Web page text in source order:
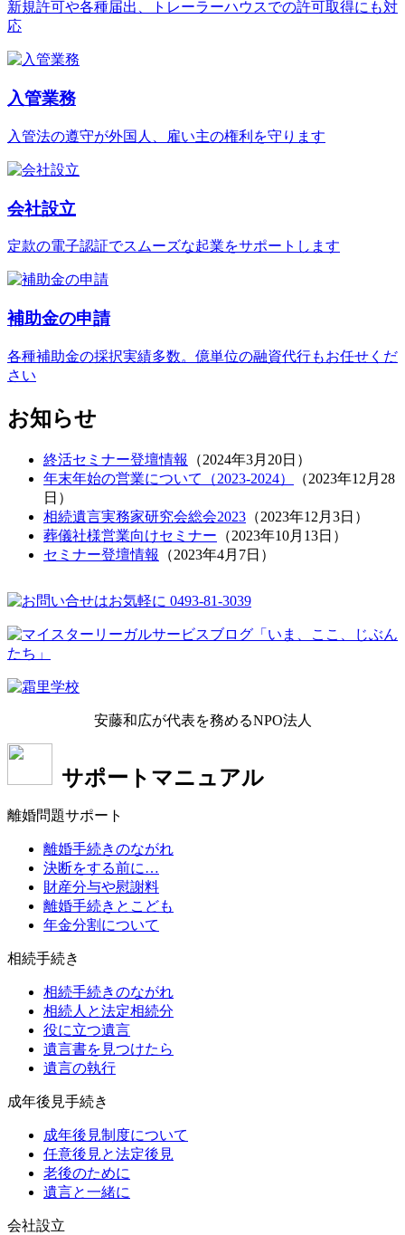
新規許可や各種届出、トレーラーハウスでの許可取得にも対
応
入管業務
入管法の遵守が外国人、雇い主の権利を守ります
会社設立
定款の電子認証でスムーズな起業をサポートします
補助金の申請
各種補助金の採択実績多数。億単位の融資代行もお任せくだ
さい
お知らせ
終活セミナー登壇情報 （2024年3月20日 ）
年末年始の営業について（2023-2024）
（2023年12月28
日 ）
相続遺言実務家研究会総会2023 （2023年12月3日 ）
葬儀社様営業向けセミナー （2023年10月13日 ）
セミナー登壇情報
（2023年4月7日 ）
安藤和広が代表を務めるNPO法人
サポートマニュアル
離婚問題サポート
離婚手続きのながれ
決断をする前に…
財産分与や慰謝料
離婚手続きとこども
年金分割について
相続手続き
相続手続きのながれ
相続人と法定相続分
役に立つ遺言
遺言書を見つけたら
遺言の執行
成年後見手続き
成年後見制度について
任意後見と法定後見
老後のために
遺言と一緒に
会社設立